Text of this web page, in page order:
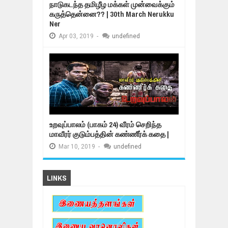
நாடுகடந்த தமிழீழ மக்கள் முன்வைக்கும்
கருத்தென்னை?? | 30th March Nerukku
Ner
Apr 03, 2019 - undefined
உறவுப்பாலம் (பாகம் 24) வீரம் செறிந்த
மாவீரர் குடும்பத்தின் கண்ணீர்க் கதை |
Mar 10, 2019 - undefined
LINKS